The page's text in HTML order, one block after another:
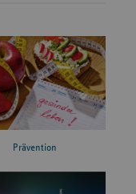
Prävention